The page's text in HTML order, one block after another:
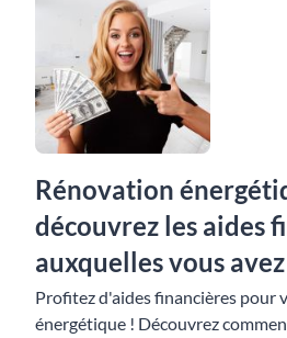
Rénovation
découvrez les aides
auxquelles vous
Profitez d'aides financières pour
énergétique ! Découvrez